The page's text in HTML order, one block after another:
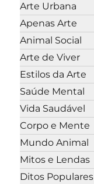
Arte Urbana
Apenas Arte
Animal Social
Arte de Viver
Estilos da Arte
Saúde Mental
Vida Saudável
Corpo e Mente
Mundo Animal
Mitos e Lendas
Ditos Populares